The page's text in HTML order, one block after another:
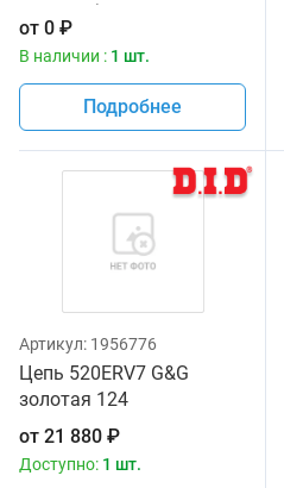
защелка) 120
от 0 ₽
В наличии : 1 шт.
Подробнее
Артикул: 1956776
Цепь 520ERV7 G&G
золотая 124
от 21 880 ₽
Доступно: 1 шт.